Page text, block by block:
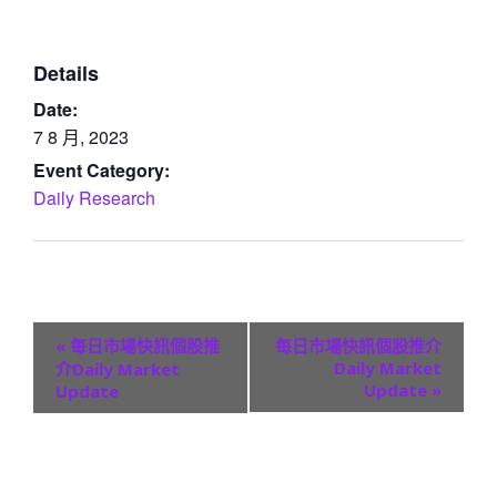
Details
Date:
7 8 月, 2023
Event Category:
Daily Research
« 每日市場快訊個股推
介Daily Market
Update
每日市場快訊個股推介
Daily Market
Update »